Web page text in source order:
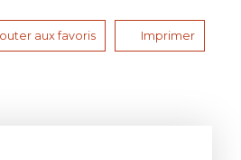
aux favoris Imprimer